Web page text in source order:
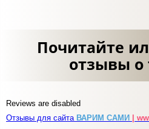
Почитайте
отзывы о
Reviews are disabled
Отзывы для сайта ВАРИМ САМИ |